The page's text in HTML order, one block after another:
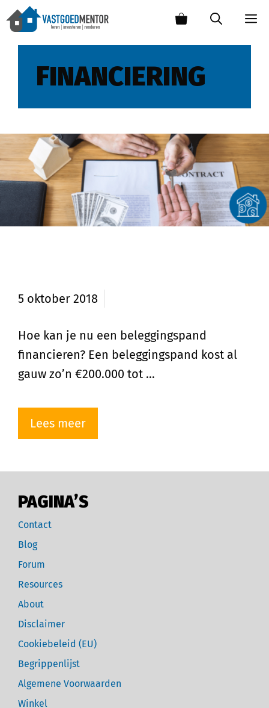
FINANCIERING
5 oktober 2018
Hoe kan je nu een beleggingspand
financieren? Een beleggingspand kost al
gauw zo’n €200.000 tot …
Lees meer
PAGINA’S
Contact
Blog
Forum
Resources
About
Disclaimer
Cookiebeleid (EU)
Begrippenlijst
Algemene Voorwaarden
Winkel